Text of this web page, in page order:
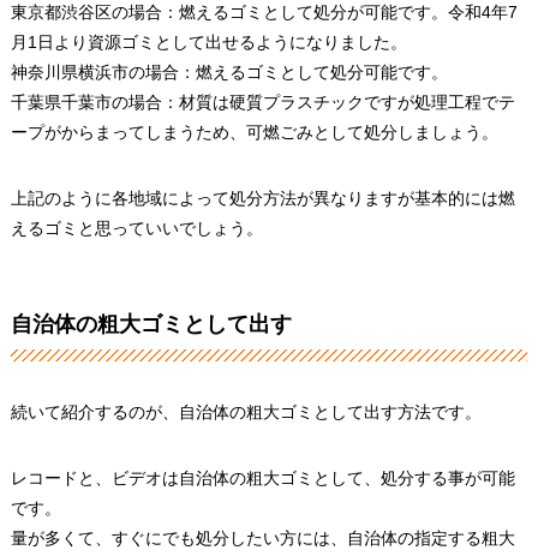
東京都渋谷区の場合：燃えるゴミとして処分が可能です。令和4年7
月1日より資源ゴミとして出せるようになりました。
神奈川県横浜市の場合：燃えるゴミとして処分可能です。
千葉県千葉市の場合：材質は硬質プラスチックですが処理工程でテ
ープがからまってしまうため、可燃ごみとして処分しましょう。
上記のように各地域によって処分方法が異なりますが基本的には燃
えるゴミと思っていいでしょう。
自治体の粗大ゴミとして出す
続いて紹介するのが、自治体の粗大ゴミとして出す方法です。
レコードと、ビデオは自治体の粗大ゴミとして、処分する事が可能
です。
量が多くて、すぐにでも処分したい方には、自治体の指定する粗大